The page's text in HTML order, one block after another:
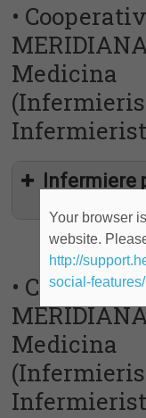
•
Medicina
Infermiere
•
Medicina
Your browser
website.
http://
social-features/